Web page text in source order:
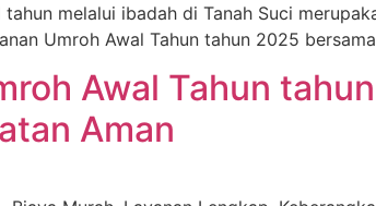
melalui ibadah di Tanah Suci
Umroh Awal Tahun tahun 2025
Awal Tahun
Aman